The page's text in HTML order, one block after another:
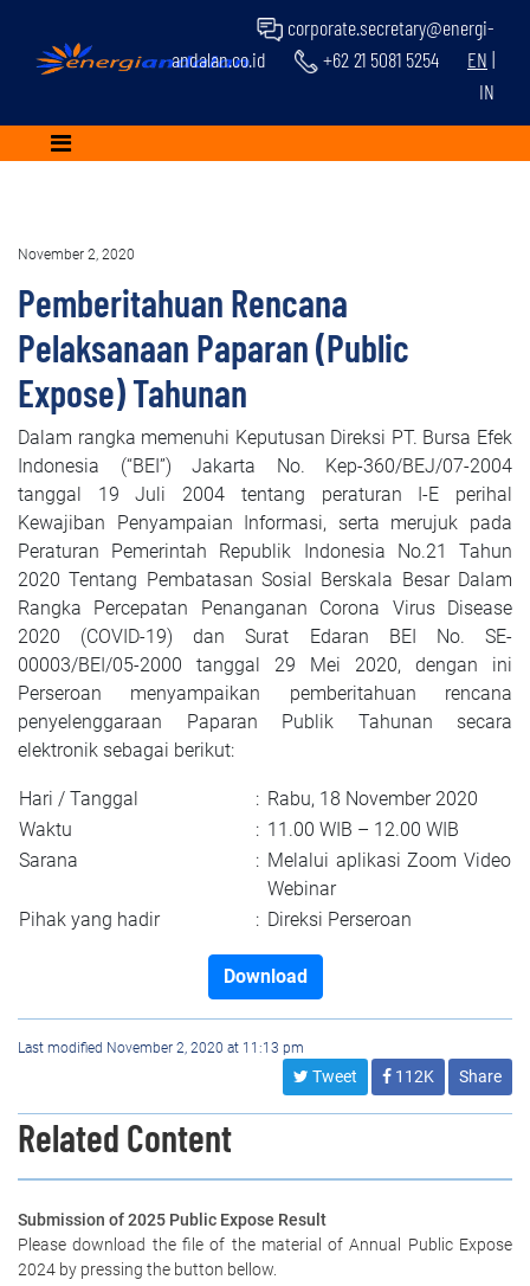
corporate.secretary@energi-
andalan.co.id
+62 21 5081 5254 EN |
IN
November 2, 2020
Pemberitahuan Rencana
Pelaksanaan Paparan (Public
Expose) Tahunan
Dalam rangka memenuhi Keputusan Direksi PT. Bursa Efek
Indonesia (“BEI”) Jakarta No. Kep-360/BEJ/07-2004
tanggal 19 Juli 2004 tentang peraturan I-E perihal
Kewajiban Penyampaian Informasi, serta merujuk pada
Peraturan Pemerintah Republik Indonesia No.21 Tahun
2020 Tentang Pembatasan Sosial Berskala Besar Dalam
Rangka Percepatan Penanganan Corona Virus Disease
2020 (COVID-19) dan Surat Edaran BEI No. SE-
00003/BEI/05-2000 tanggal 29 Mei 2020, dengan ini
Perseroan menyampaikan pemberitahuan rencana
penyelenggaraan Paparan Publik Tahunan secara
elektronik sebagai berikut:
Hari / Tanggal : Rabu, 18 November 2020
Waktu
: 11.00 WIB – 12.00 WIB
Sarana
: Melalui aplikasi Zoom Video
Webinar
Pihak yang hadir
: Direksi Perseroan
Download
Last modified November 2, 2020 at 11:13 pm
Tweet 112K Share
Related Content
Submission of 2025 Public Expose Result
Please download the file of the material of Annual Public Expose
2024 by pressing the button bellow.